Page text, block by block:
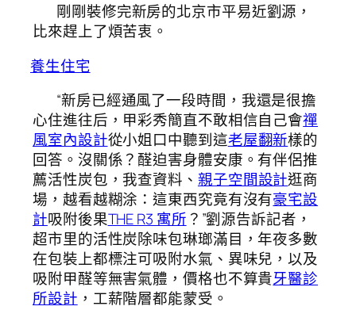
剛剛裝修完新房的北京市平易近劉源，
比來趕上了煩苦衷。
養生住宅
“新房已經通風了一段時間，我還是很擔
心住進往后，甲彩秀簡直不敢相信自己會禪
風室內設計從小姐口中聽到這老屋翻新樣的
回答。沒關係？醛迫害身體安康。有伴侶推
薦活性炭包，我查資料、 親子空間設計逛商
場，越看越糊涂：這東西究竟有沒有豪宅設
計吸附後果THE R3 寓所 ？”劉源告訴記者，
超市里的活性炭除味包琳瑯滿目，年夜多數
在包裝上都標注可吸附水氣、異味兒，以及
吸附甲醛等無害氣體，價格也不算貴牙醫診
所設計 ，工薪階層都能蒙受。